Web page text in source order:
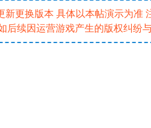
新更换版本 具体以本帖演示为准
后续因运营游戏产生的版权纠纷